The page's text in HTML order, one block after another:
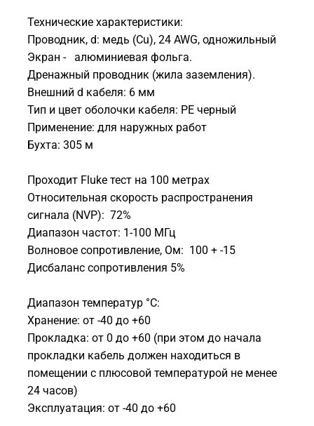
Технические характеристики:
Проводник, d: медь (Cu), 24 AWG, одножильный
Экран - алюминиевая фольга.
Дренажный проводник (жила заземления).
Внешний d кабеля: 6 мм
Тип и цвет оболочки кабеля: PE черный
Применение: для наружных работ
Бухта: 305 м
Проходит Fluke тест на 100 метрах
Относительная скорость распространения
сигнала (NVP): 72%
Диапазон частот: 1-100 МГц
Волновое сопротивление, Ом: 100 + -15
Дисбаланс сопротивления 5%
Диапазон температур °С:
Хранение: от -40 до +60
Прокладка: от 0 до +60 (при этом до начала
прокладки кабель должен находиться в
помещении с плюсовой температурой не менее
24 часов)
Эксплуатация: от -40 до +60